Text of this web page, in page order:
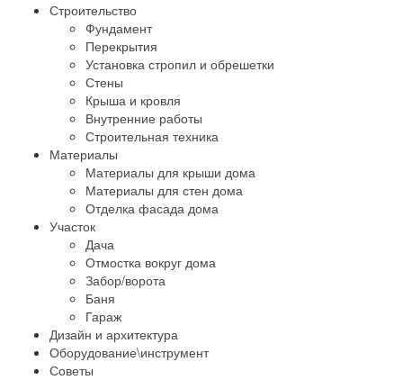
Строительство
Фундамент
Перекрытия
Установка стропил и обрешетки
Стены
Крыша и кровля
Внутренние работы
Строительная техника
Материалы
Материалы для крыши дома
Материалы для стен дома
Отделка фасада дома
Участок
Дача
Отмостка вокруг дома
Забор/ворота
Баня
Гараж
Дизайн и архитектура
Оборудование\инструмент
Советы